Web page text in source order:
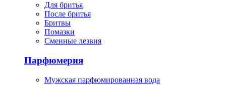
Для бритья
После бритья
Бритвы
Помазки
Сменные лезвия
Парфюмерия
Мужская парфюмированная вода